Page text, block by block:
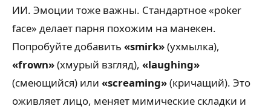
ИИ. Эмоции тоже важны. Стандартное «poker
face» делает парня похожим на манекен.
Попробуйте добавить «smirk»(ухмылка),
«frown»(хмурый взгляд), «laughing»
(смеющийся) или «screaming»(кричащий). Это
оживляет лицо, меняет мимические складки и